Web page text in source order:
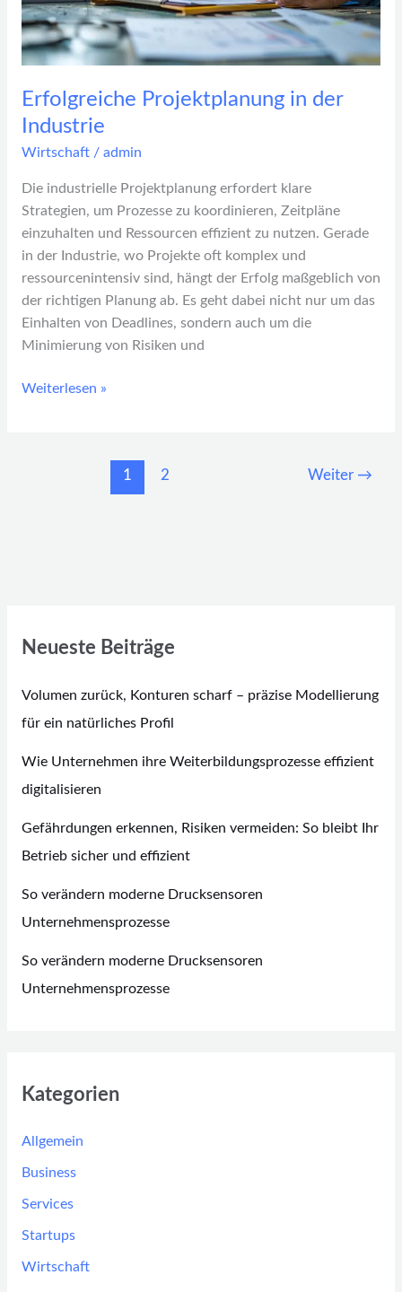
Erfolgreiche Projektplanung in der
Industrie
Wirtschaft/ admin
Die industrielle Projektplanung erfordert klare
Strategien, um Prozesse zu koordinieren, Zeitpläne
einzuhalten und Ressourcen effizient zu nutzen. Gerade
in der Industrie, wo Projekte oft komplex und
ressourcenintensiv sind, hängt der Erfolg maßgeblich von
der richtigen Planung ab. Es geht dabei nicht nur um das
Einhalten von Deadlines, sondern auch um die
Minimierung von Risiken und
Weiterlesen »
1 2 Weiter →
Neueste Beiträge
Volumen zurück, Konturen scharf – präzise Modellierung
für ein natürliches Profil
Wie Unternehmen ihre Weiterbildungsprozesse effizient
digitalisieren
Gefährdungen erkennen, Risiken vermeiden: So bleibt Ihr
Betrieb sicher und effizient
So verändern moderne Drucksensoren
Unternehmensprozesse
So verändern moderne Drucksensoren
Unternehmensprozesse
Kategorien
Allgemein
Business
Services
Startups
Wirtschaft